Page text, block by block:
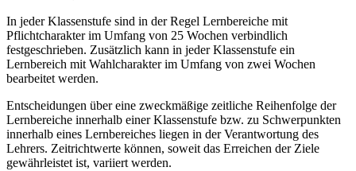
In jeder Klassenstufe sind in der Regel Lernbereiche mit
Pflichtcharakter im Umfang von 25 Wochen verbindlich
festgeschrieben. Zusätzlich kann in jeder Klassenstufe ein
Lernbereich mit Wahlcharakter im Umfang von zwei Wochen
bearbeitet werden.
Entscheidungen über eine zweckmäßige zeitliche Reihenfolge der
Lernbereiche innerhalb einer Klassenstufe bzw. zu Schwerpunkten
innerhalb eines Lernbereiches liegen in der Verantwortung des
Lehrers. Zeitrichtwerte können, soweit das Erreichen der Ziele
gewährleistet ist, variiert werden.